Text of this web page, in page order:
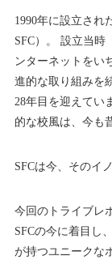
1990年に設立され
SFC）。 設立当時
ンターネットをい
進的な取り組みを
28年目を迎えてい
的な校風は、今も
SFCは今、そのイ
今回のトライブレ
SFCの今に着目し
が持つユニークな